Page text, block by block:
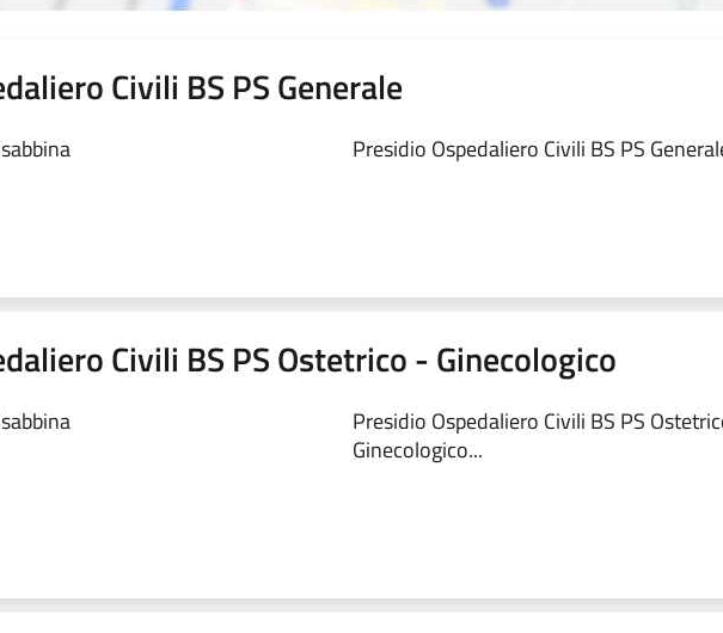
Civili BS PS Generale
Presidio Ospedaliero Civili BS PS
Civili BS PS Ostetrico - Ginecologico
Presidio Ospedaliero Civili BS PS
Ginecologico...